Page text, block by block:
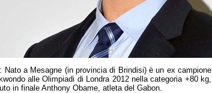
: Nato a Mesagne (in provincia di Brindisi) è un ex campione
alle Olimpiadi di Londra 2012 nella categoria +80 kg,
in finale Anthony Obame, atleta del Gabon.